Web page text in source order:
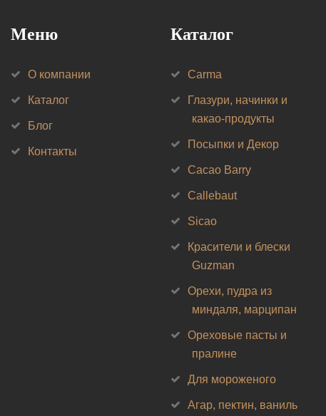
Меню
О компании
Каталог
Блог
Контакты
Каталог
Carma
Глазури, начинки и
какао-продукты
Посыпки и Декор
Cacao Barry
Callebaut
Sicao
Красители и блески
Guzman
Орехи, пудра из
миндаля, марципан
Ореховые пасты и
пралине
Для мороженого
Агар, пектин, ваниль